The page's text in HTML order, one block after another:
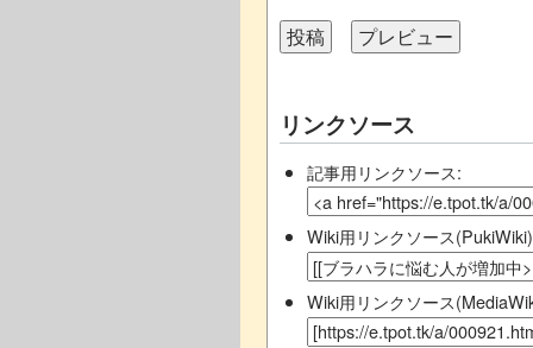
リンクソース
記事用リンクソース:
Wiki用リンクソース
Wiki用リンクソース